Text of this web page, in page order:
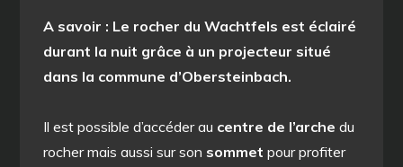
A savoir : Le rocher du Wachtfels est éclairé
durant la nuit grâce à un projecteur situé
dans la commune d’Obersteinbach.
Il est possible d’accéder au centre de l’arche du
rocher mais aussi sur son sommet pour profiter